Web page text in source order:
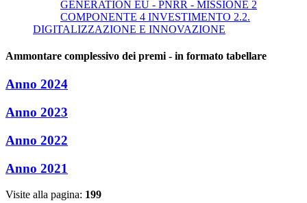
GENERATION EU - PNRR - MISSIONE 2
COMPONENTE 4 INVESTIMENTO 2.2.
DIGITALIZZAZIONE E INNOVAZIONE
Ammontare complessivo dei premi - in formato tabellare
Anno 2024
Anno 2023
Anno 2022
Anno 2021
Visite alla pagina: 199